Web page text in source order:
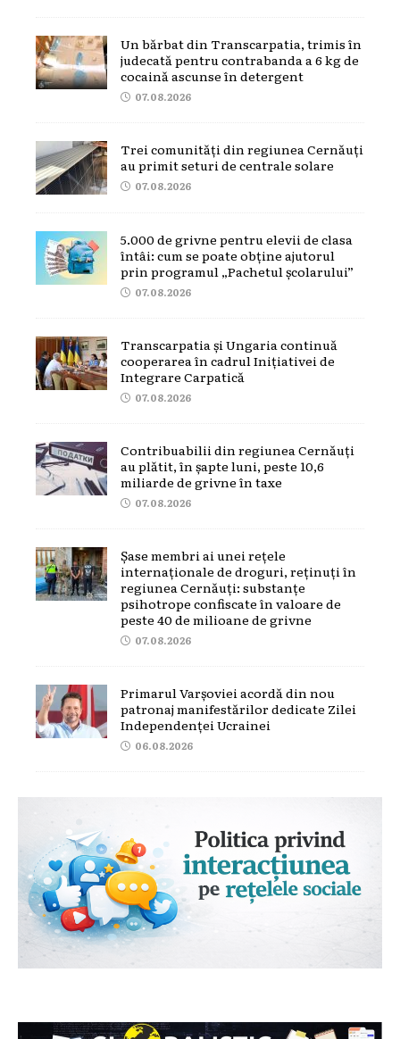
Un bărbat din Transcarpatia, trimis în
judecată pentru contrabanda a 6 kg de
cocaină ascunse în detergent
07.08.2026
Trei comunități din regiunea Cernăuți
au primit seturi de centrale solare
07.08.2026
5.000 de grivne pentru elevii de clasa
întâi: cum se poate obține ajutorul
prin programul „Pachetul școlarului”
07.08.2026
Transcarpatia și Ungaria continuă
cooperarea în cadrul Inițiativei de
Integrare Carpatică
07.08.2026
Contribuabilii din regiunea Cernăuți
au plătit, în șapte luni, peste 10,6
miliarde de grivne în taxe
07.08.2026
Șase membri ai unei rețele
internaționale de droguri, reținuți în
regiunea Cernăuți: substanțe
psihotrope confiscate în valoare de
peste 40 de milioane de grivne
07.08.2026
Primarul Varșoviei acordă din nou
patronaj manifestărilor dedicate Zilei
Independenței Ucrainei
06.08.2026